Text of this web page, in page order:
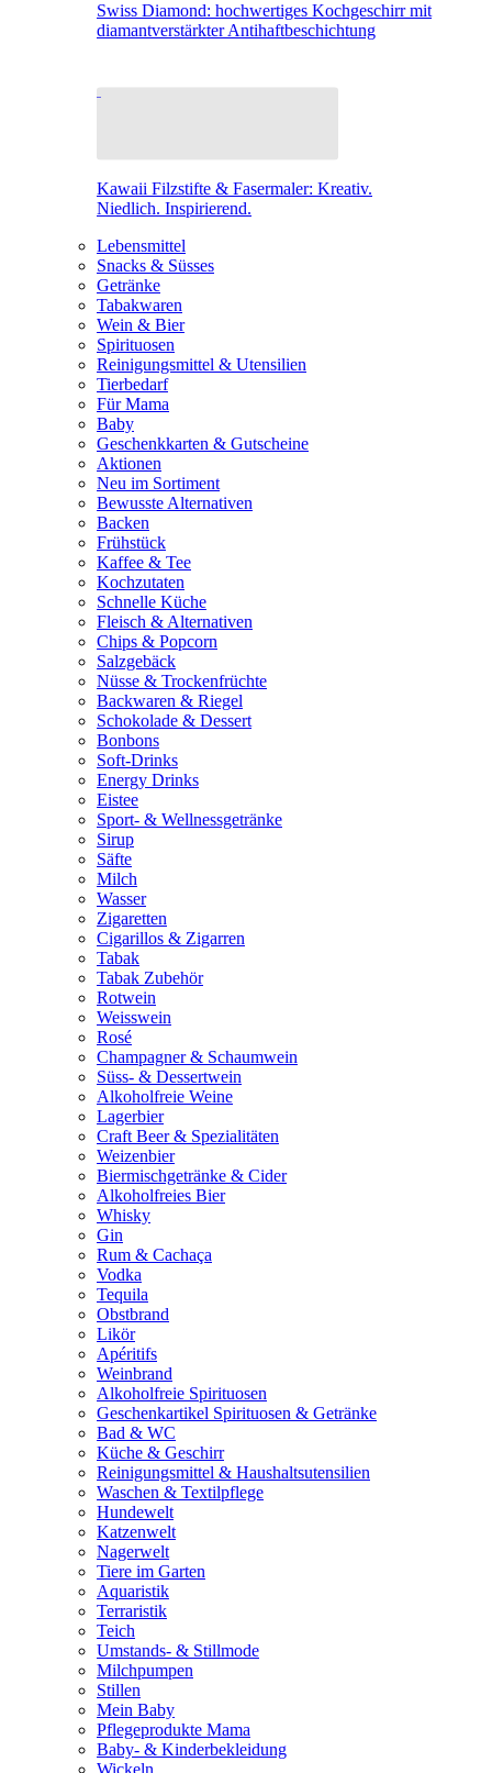
Swiss Diamond: hochwertiges Kochgeschirr mit
diamantverstärkter Antihaftbeschichtung
Kawaii Filzstifte & Fasermaler: Kreativ.
Niedlich. Inspirierend.
Lebensmittel
Snacks & Süsses
Getränke
Tabakwaren
Wein & Bier
Spirituosen
Reinigungsmittel & Utensilien
Tierbedarf
Für Mama
Baby
Geschenkkarten & Gutscheine
Aktionen
Neu im Sortiment
Bewusste Alternativen
Backen
Frühstück
Kaffee & Tee
Kochzutaten
Schnelle Küche
Fleisch & Alternativen
Chips & Popcorn
Salzgebäck
Nüsse & Trockenfrüchte
Backwaren & Riegel
Schokolade & Dessert
Bonbons
Soft-Drinks
Energy Drinks
Eistee
Sport- & Wellnessgetränke
Sirup
Säfte
Milch
Wasser
Zigaretten
Cigarillos & Zigarren
Tabak
Tabak Zubehör
Rotwein
Weisswein
Rosé
Champagner & Schaumwein
Süss- & Dessertwein
Alkoholfreie Weine
Lagerbier
Craft Beer & Spezialitäten
Weizenbier
Biermischgetränke & Cider
Alkoholfreies Bier
Whisky
Gin
Rum & Cachaça
Vodka
Tequila
Obstbrand
Likör
Apéritifs
Weinbrand
Alkoholfreie Spirituosen
Geschenkartikel Spirituosen & Getränke
Bad & WC
Küche & Geschirr
Reinigungsmittel & Haushaltsutensilien
Waschen & Textilpflege
Hundewelt
Katzenwelt
Nagerwelt
Tiere im Garten
Aquaristik
Terraristik
Teich
Umstands- & Stillmode
Milchpumpen
Stillen
Mein Baby
Pflegeprodukte Mama
Baby- & Kinderbekleidung
Wickeln